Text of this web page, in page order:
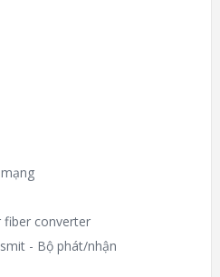
fiber converter
- Bộ phát/nhận